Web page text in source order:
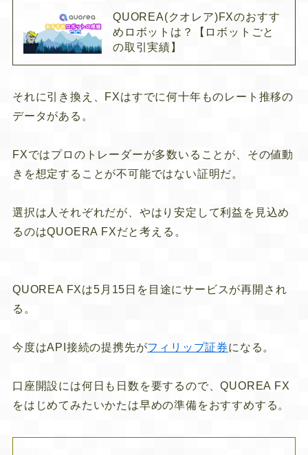
QUOREA(クオレア)FXのおすす
めロボットは？【ロボットごと
の取引実績】
それに引き換え、FXはすでに何十年ものレート推移の
データがある。
FXではプロのトレーダーが多数いることが、その値動
きを想定することが不可能ではない証明だ。
選択は人それぞれだが、やはり安定して利益を見込め
るのはQUOERA FXだと考える。
QUOREA FXは5月15日を目途にサービスが再開され
る。
今度はAPI接続の提携先がフィリップ証券になる。
口座開設には何日も日数を要するので、QUOREA FX
をはじめてみたいかたは早めの準備をおすすめする。